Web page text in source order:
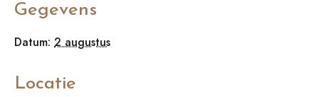
Gegevens
Datum: 2 augustus
Locatie